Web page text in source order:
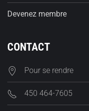
Devenez membre
CONTACT
Pour se rendre
450 464-7605